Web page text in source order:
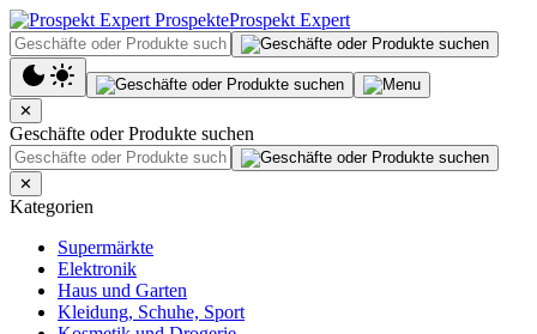
Prospekt Expert
✕
Geschäfte oder Produkte suchen
✕
Kategorien
Supermärkte
Elektronik
Haus und Garten
Kleidung, Schuhe, Sport